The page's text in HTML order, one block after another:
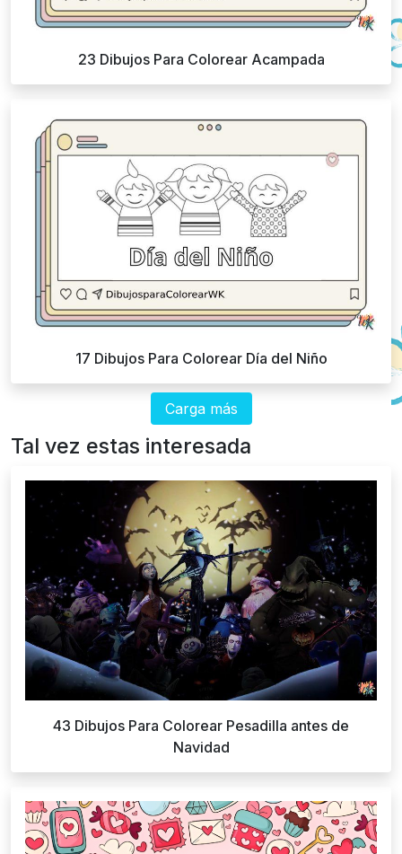
23 Dibujos Para Colorear Acampada
17 Dibujos Para Colorear Día del Niño
Carga más
Tal vez estas interesada
43 Dibujos Para Colorear Pesadilla antes de
Navidad